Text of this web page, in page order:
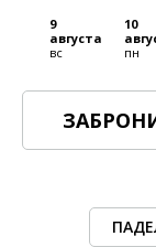
9
августа
вс
10
пн